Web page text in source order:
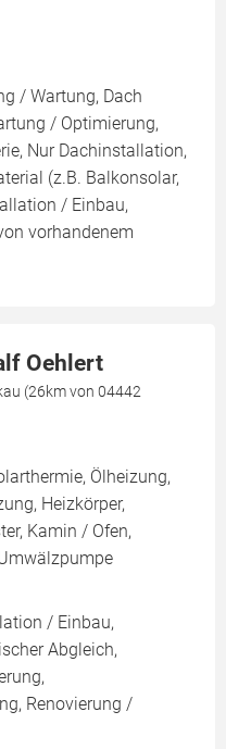
/ Wartung, Dach
/ Optimierung,
Nur Dachinstallation,
(z.B. Balkonsolar,
/ Einbau,
vorhandenem
Oehlert
(26km von 04442
Ölheizung,
Heizkörper,
Kamin / Ofen,
/ Einbau,
Abgleich,
Renovierung /